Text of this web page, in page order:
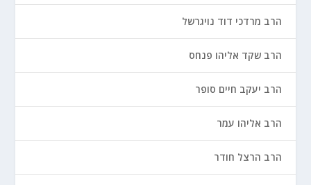
הרב מרדכי דוד נויגרשל
הרב שקד אליהו פנחס
הרב יעקב חיים סופר
הרב אליהו עמר
הרב הרצל חודר